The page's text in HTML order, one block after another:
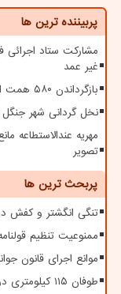
پربیننده ترین ها
غیر عمد
بازگرداندن ۵۸۰ همت از اموال غارت شده به بیت المال
نخل گردانی شهر
مهریه عندالاستطاعه
تصویر
پربحث ترین ها
تنگی انگشتر و کفش
ممنوعیت تنظیم
موانع اجرای قانون
طوفان ۱۱۵ کیلومتری در سیستان